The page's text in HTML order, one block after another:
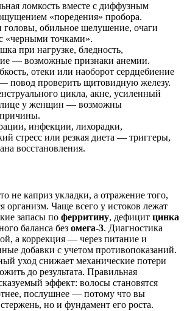
ломкость вместе с диффузным
«поредения» пробора.
головы, обильное шелушение, очаги
«черными точками».
при нагрузке, бледность,
— возможные признаки анемии.
отеки или наоборот сердцебиение
повод проверить щитовидную железу.
цикла, акне, усиленный
лице у женщин — возможны
инфекции, лихорадки,
стресс или резкая диета — триггеры,
восстановления.
не каприз укладки, а отражение того,
организм. Чаще всего у истоков лежат
запасы по ферритину, дефицит цинка
баланса без омега‑3. Диагностика
а коррекция — через питание и
добавки с учетом противопоказаний.
уход снижает механические потери
до результата. Правильная
эффект: волосы становятся
послушнее — потому что вы
но и фундамент его роста.